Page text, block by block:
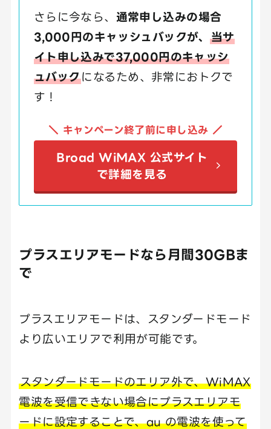
さらに今なら、 通常申し込みの場合
3,000円のキャッシュバックが、 当サ
イト申し込みで37,000円のキャッシ
ュバックになるため、非常におトクで
す！
＼ キャンペーン終了前に申し込み ／
Broad WiMAX 公式サイト
で詳細を見る
プラスエリアモードなら月間30GBま
で
プラスエリアモードは、スタンダードモード
より広いエリアで利用が可能です。
スタンダードモードのエリア外で、WiMAX
電波を受信できない場合にプラスエリアモ
ードに設定することで、au の電波を使って